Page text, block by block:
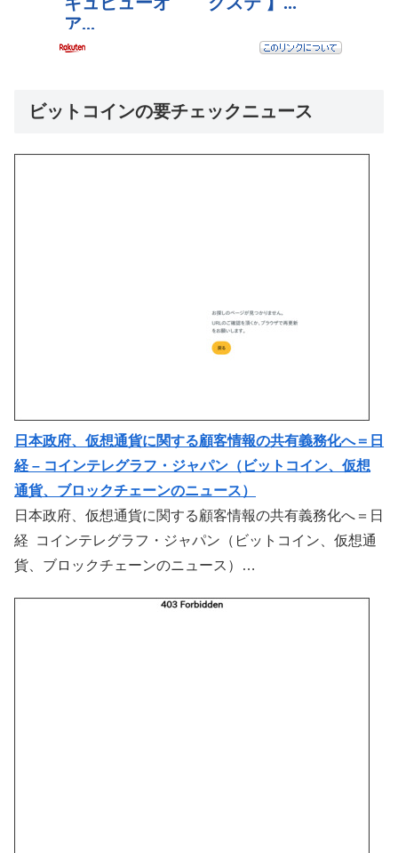
ビットコインの要チェックニュース
日本政府、仮想通貨に関する顧客情報の共有義務化へ＝日
経 – コインテレグラフ・ジャパン（ビットコイン、仮想
通貨、ブロックチェーンのニュース）
日本政府、仮想通貨に関する顧客情報の共有義務化へ＝日
経 コインテレグラフ・ジャパン（ビットコイン、仮想通
貨、ブロックチェーンのニュース）…